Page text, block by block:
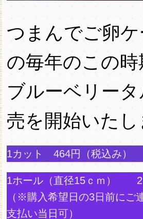
つまんでご卵
の毎年のこの
ブルーベリー
売を開始いたし
1カット 464円（税込み）
1ホール（直径15ｃｍ）
（※購入希望日の3日前にご
支払い当日可）